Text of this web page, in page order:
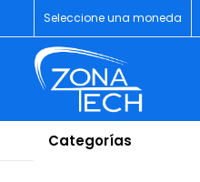
Seleccione una moneda
Categorías